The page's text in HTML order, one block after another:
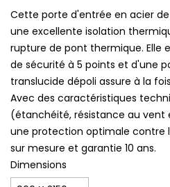
Cette porte d'entrée en acier
une excellente isolation
rupture de pont thermique. Elle
de sécurité à 5 points et d'une
translucide dépoli assure à la
Avec des caractéristiques
(étanchéité, résistance au vent
une protection optimale contre
sur mesure et garantie 10 ans.
Dimensions